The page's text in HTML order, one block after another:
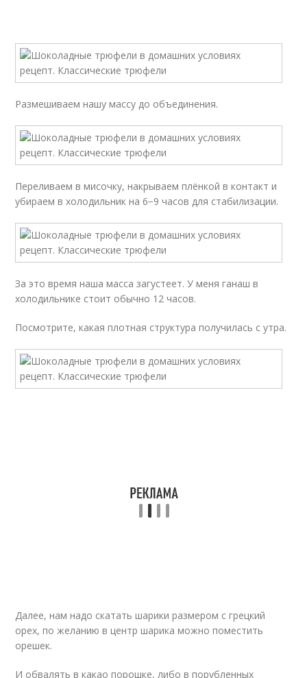
Размешиваем нашу массу до объединения.
Переливаем в мисочку, накрываем плёнкой в контакт и
убираем в холодильник на 6−9 часов для стабилизации.
За это время наша масса загустеет. У меня ганаш в
холодильнике стоит обычно 12 часов.
Посмотрите, какая плотная структура получилась с утра.
Далее, нам надо скатать шарики размером с грецкий
орех, по желанию в центр шарика можно поместить
орешек.
И обвалять в какао порошке, либо в порубленных